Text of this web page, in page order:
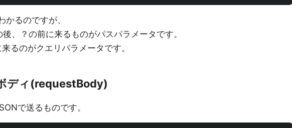
かるのですが、
、？の前に来るものがパスパラメータです。
るのがクエリパラメータです。
ディ(requestBody)
で送るものです。